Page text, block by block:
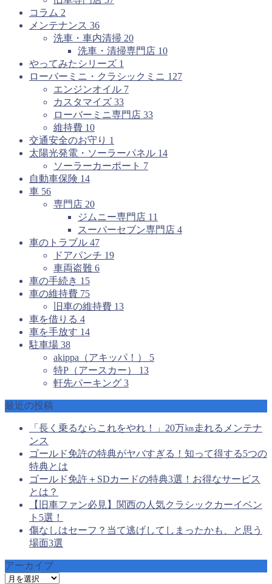
コラム 2
メンテナンス 36
洗車・車内清掃 20
洗車・清掃専門店 10
やってみたシリーズ 1
ローバーミニ・クラシックミニ 127
エンジンオイル 7
カスタマイズ 33
ローバーミニ専門店 33
維持費 10
交通安全のお守り 1
太陽光発電・ソーラーパネル 14
ソーラーカーポート 7
自動車保険 14
車 56
専門店 20
ジムニー専門店 11
スーパーセブン専門店 4
車のトラブル 47
ドアパンチ 19
車両盗難 6
車の手続き 15
車の維持費 75
旧車の維持費 13
車を借りる 4
車を手放す 14
駐車場 38
akippa（アキッパ！） 5
特P（アースカー） 13
軒先パーキング 3
最近の投稿
「長く乗るならこれをやれ！」20万㎞走れるメンテナ
ンス
ゴールド免許の特典がヤバすぎる！知って得する5つの
特典とは
ゴールド免許＋SDカードの特典3選！お得なサービス
とは？
【旧車ファン必見】関西の人気クラシックカーイベン
ト5選！
傷なしはセーフ？当て逃げしてしまったかも、と思う
場面3選
アーカイブ
ア